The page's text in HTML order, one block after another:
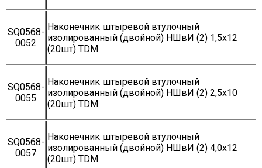
SQ0568-
0052
Наконечник штыревой втулочный
изолированный (двойной) НШвИ (2) 1,5х12
(20шт) TDM
SQ0568-
0055
Наконечник штыревой втулочный
изолированный (двойной) НШвИ (2) 2,5х10
(20шт) TDM
SQ0568-
0057
Наконечник штыревой втулочный
изолированный (двойной) НШвИ (2) 4,0х12
(20шт) TDM